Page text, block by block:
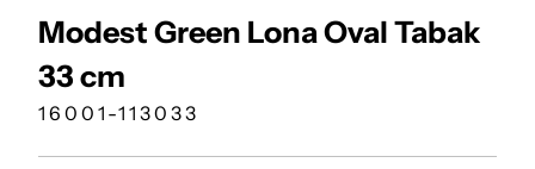
Modest Green Lona Oval Tabak
33 cm
16001-113033